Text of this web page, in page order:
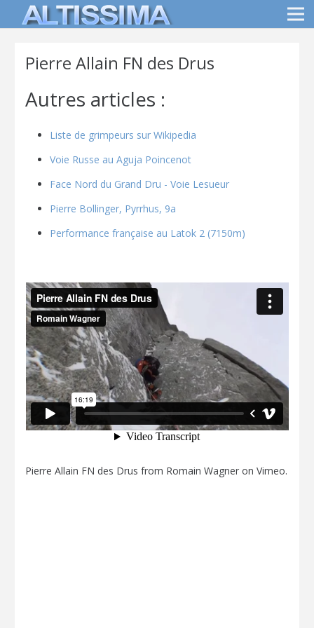
Pierre Allain FN des Drus
Autres articles :
Liste de grimpeurs sur Wikipedia
Voie Russe au Aguja Poincenot
Face Nord du Grand Dru - Voie Lesueur
Pierre Bollinger, Pyrrhus, 9a
Performance française au Latok 2 (7150m)
Pierre Allain FN des Drus from Romain Wagner on Vimeo.